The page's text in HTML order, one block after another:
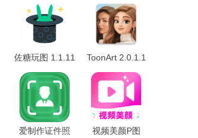
佐糖玩图 1.1.11
安卓版
ToonArt 2.0.1.1
安卓版
爱制作证件照
视频美颜P图